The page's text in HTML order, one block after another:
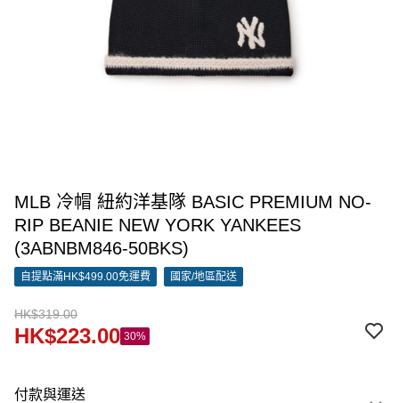
MLB 冷帽 紐約洋基隊 BASIC PREMIUM NO-
RIP BEANIE NEW YORK YANKEES
(3ABNBM846-50BKS)
自提點滿HK$499.00免運費 國家/地區配送
HK$319.00
HK$223.00 30%
付款與運送